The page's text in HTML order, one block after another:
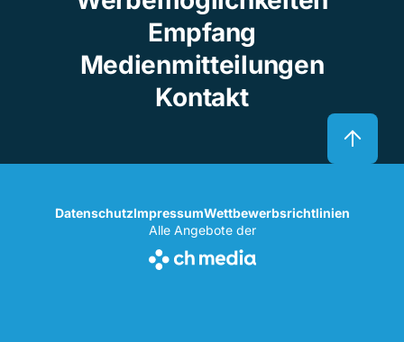
Empfang
Medienmitteilungen
Kontakt
DatenschutzImpressumWettbewerbsrichtlinien
Alle Angebote der